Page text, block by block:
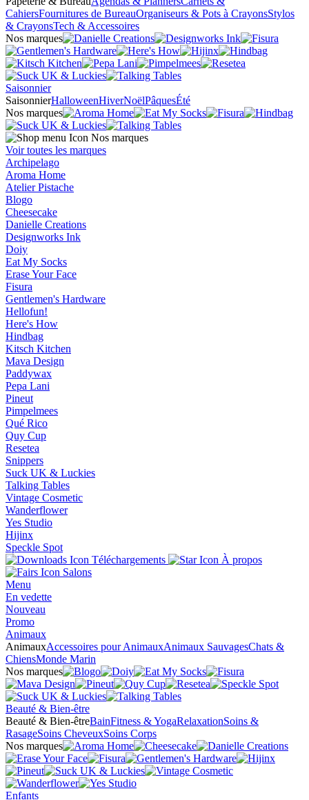
CahiersFournitures de BureauOrganiseurs & Pots à CrayonsStylos
& CrayonsTech & Accessoires
Nos marques
Saisonnier
SaisonnierHalloweenHiverNoëlPâquesÉté
Nos marques
Nos marques
Voir toutes les marques
Archipelago
Aroma Home
Atelier Pistache
Blogo
Cheesecake
Danielle Creations
Designworks Ink
Doiy
Eat My Socks
Erase Your Face
Fisura
Gentlemen's Hardware
Hellofun!
Here's How
Hindbag
Kitsch Kitchen
Mava Design
Paddywax
Pepa Lani
Pineut
Pimpelmees
Qué Rico
Quy Cup
Resetea
Snippers
Suck UK & Luckies
Talking Tables
Vintage Cosmetic
Wanderflower
Yes Studio
Hijinx
Speckle Spot
Téléchargements
À propos
Salons
Menu
En vedette
Nouveau
Promo
Animaux
AnimauxAccessoires pour AnimauxAnimaux SauvagesChats &
ChiensMonde Marin
Nos marques
Beauté & Bien-être
Beauté & Bien-êtreBainFitness & YogaRelaxationSoins &
RasageSoins CheveuxSoins Corps
Nos marques
Enfants